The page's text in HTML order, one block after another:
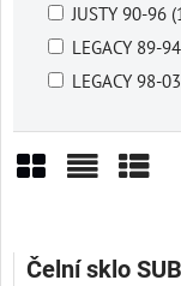
JUSTY 90-96
LEGACY 89-
LEGACY 98-
Čelní sklo